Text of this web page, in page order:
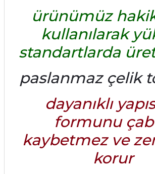
ürünümüz
kullanılarak
standartlarda
paslanmaz çelik
dayanıklı
formunu
kaybetmez ve
korur